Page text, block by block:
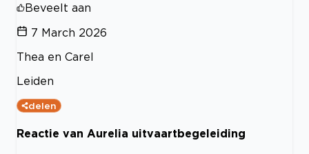
Beveelt aan
7 March 2026
Thea en Carel
Leiden
delen
Reactie van Aurelia uitvaartbegeleiding